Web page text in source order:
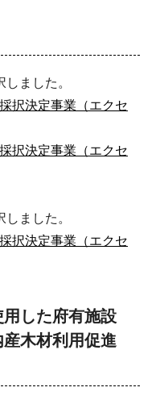
ました。
採択決定事業（エクセ
採択決定事業（エクセ
ました。
採択決定事業（エクセ
用した府有施設
木材利用促進